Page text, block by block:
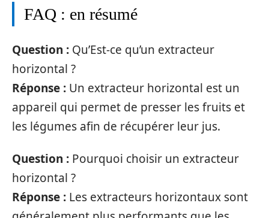
FAQ : en résumé
Question : Qu’Est-ce qu’un extracteur
horizontal ?
Réponse : Un extracteur horizontal est un
appareil qui permet de presser les fruits et
les légumes afin de récupérer leur jus.
Question : Pourquoi choisir un extracteur
horizontal ?
Réponse : Les extracteurs horizontaux sont